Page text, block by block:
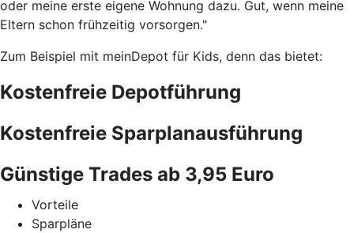
oder meine erste eigene Wohnung dazu. Gut, wenn meine
Eltern schon frühzeitig vorsorgen."
Zum Beispiel mit meinDepot für Kids, denn das bietet:
Kostenfreie Depotführung
Kostenfreie Sparplanausführung
Günstige Trades ab 3,95 Euro
Vorteile
Sparpläne